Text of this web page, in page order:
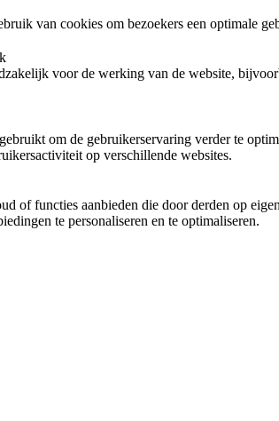
van cookies om bezoekers een optimale
voor de werking van de website,
om de gebruikerservaring verder te
op verschillende websites.
of functies aanbieden die door derden op
te personaliseren en te optimaliseren.